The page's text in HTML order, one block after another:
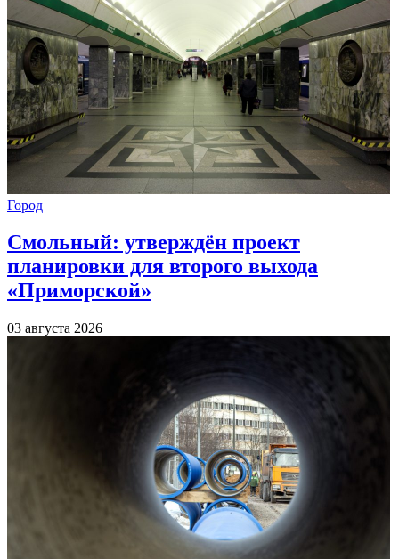
Город
Смольный: утверждён проект
планировки для второго выхода
«Приморской»
03 августа 2026